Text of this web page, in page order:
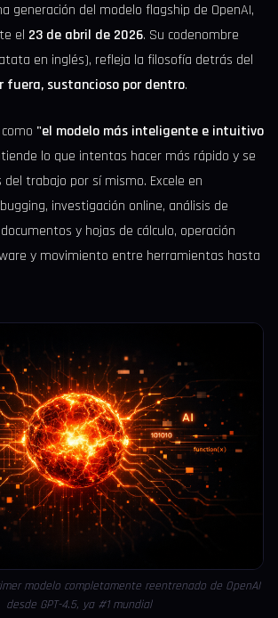
generación del modelo flagship de OpenAI,
el 23 de abril de 2026. Su codenombre
en inglés), refleja la filosofía detrás del
fuera, sustancioso por dentro.
"el modelo más inteligente e intuitivo
lo que intentas hacer más rápido y se
del trabajo por sí mismo. Excele en
investigación online, análisis de
y hojas de cálculo, operación
y movimiento entre herramientas hasta
modelo completamente reentrenado de OpenAI
desde GPT-4.5, ya #1 mundial